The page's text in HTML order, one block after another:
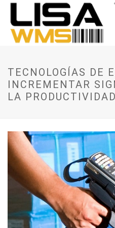
TECNOLOGÍAS DE
INCREMENTAR
LA